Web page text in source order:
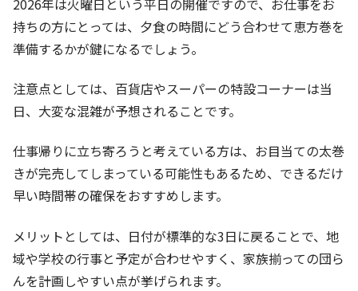
持ちの方にとっては、夕食の時間にどう合わせて恵方巻を
準備するかが鍵になるでしょう。
注意点としては、百貨店やスーパーの特設コーナーは当
日、大変な混雑が予想されることです。
仕事帰りに立ち寄ろうと考えている方は、お目当ての太巻
きが完売してしまっている可能性もあるため、できるだけ
早い時間帯の確保をおすすめします。
メリットとしては、日付が標準的な3日に戻ることで、地
域や学校の行事と予定が合わせやすく、家族揃っての団ら
んを計画しやすい点が挙げられます。